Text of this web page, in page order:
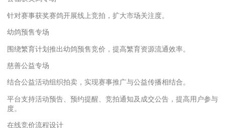
针对赛事获奖赛鸽开展线上竞拍，扩大市场关注度。
幼鸽预售专场
围绕繁育计划推出幼鸽预售竞价，提高繁育资源流通效率。
慈善公益专场
结合公益活动组织拍卖，实现赛事推广与公益传播相结合。
平台支持活动预告、预约提醒、竞拍通知及成交公告，提高用户参与
度。
在线竞价流程设计